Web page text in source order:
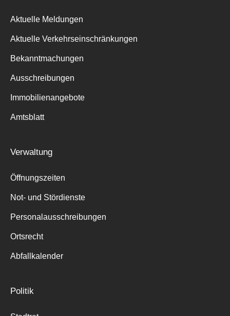
Aktuelle Meldungen
Aktuelle Verkehrseinschränkungen
Bekanntmachungen
Ausschreibungen
Immobilienangebote
Amtsblatt
Verwaltung
Öffnungszeiten
Not- und Stördienste
Personalausschreibungen
Ortsrecht
Abfallkalender
Politik